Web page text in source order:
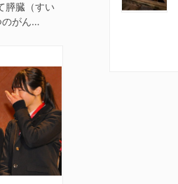
膵臓（すい
のがん…